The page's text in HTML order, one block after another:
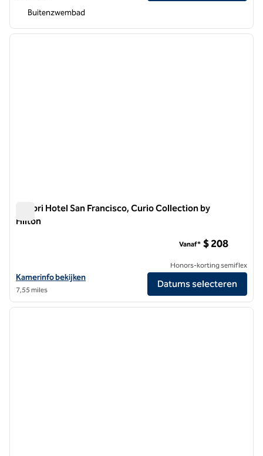
Buitenzwembad
1 van 12
Timbri Hotel San Francisco, Curio Collection by
Hilton
Bekijk hoteldetails voor Timbri Hotel San Francisco, Curio Collection
Kamerinfo bekijken
7,55 miles
Vanaf* $ 208
Honors-korting semiflex
Datums selecteren
1/12
1 van 12